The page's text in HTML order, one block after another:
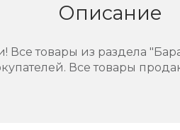
Описание
товары из раздела
Все товары